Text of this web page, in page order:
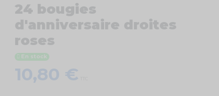
24 bougies
d'anniversaire droites
roses
En stock
10,80 €